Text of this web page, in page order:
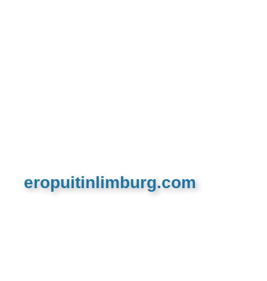
eropuitinlimburg.com